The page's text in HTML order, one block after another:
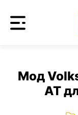
Мод
AT